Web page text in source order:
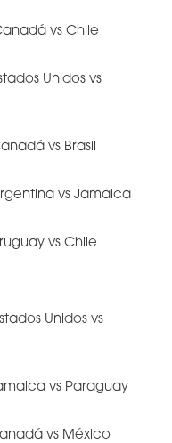
vs Chile
Unidos vs
vs Brasil
vs Jamaica
vs Chile
Unidos vs
vs Paraguay
vs México